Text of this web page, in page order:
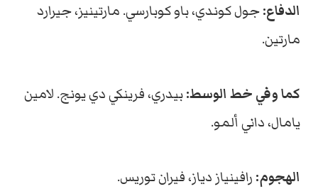
الدفاع:جول كوندي، باو كوبارسي. مارتينيز، جيرارد
مارتين.
كما وفي خط الوسط:بيدري، فرينكي دي يونج. لامين
يامال، داني ألمو.
الهجوم: رافينياز دياز، فيران توريس.